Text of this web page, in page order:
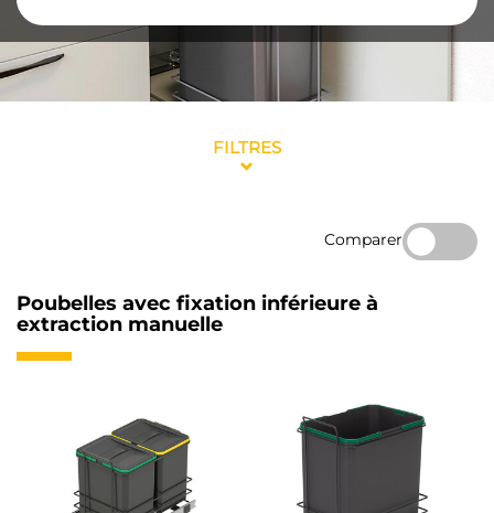
FILTRES
Comparer
Poubelles avec fixation inférieure à
extraction manuelle